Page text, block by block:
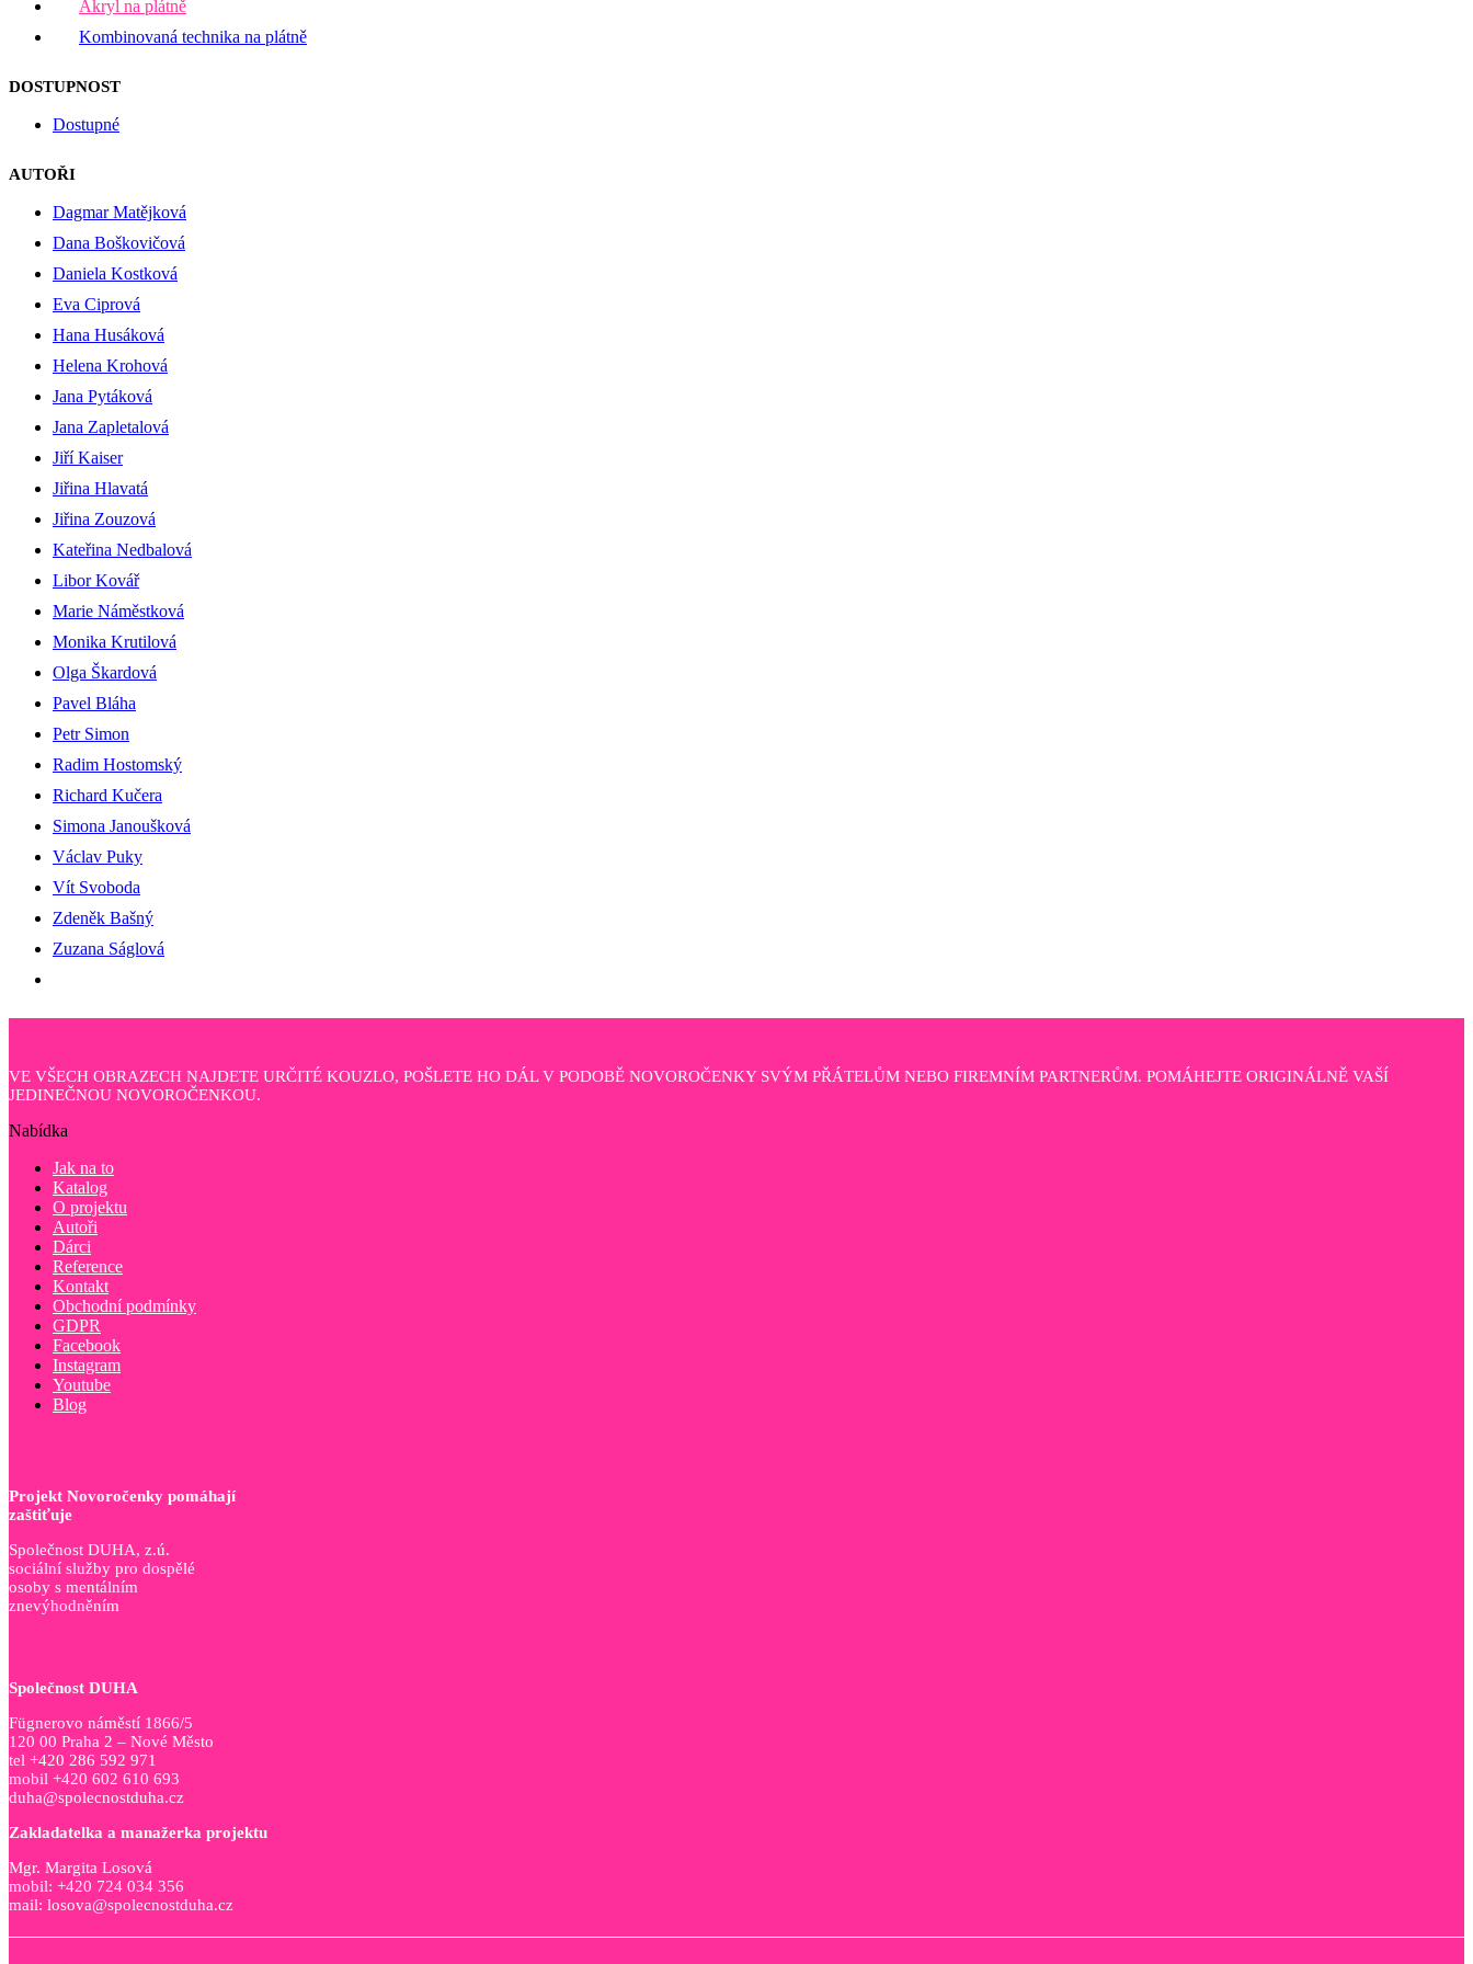
Akryl na plátně
Kombinovaná technika na plátně
DOSTUPNOST
Dostupné
AUTOŘI
Dagmar Matějková
Dana Boškovičová
Daniela Kostková
Eva Ciprová
Hana Husáková
Helena Krohová
Jana Pytáková
Jana Zapletalová
Jiří Kaiser
Jiřina Hlavatá
Jiřina Zouzová
Kateřina Nedbalová
Libor Kovář
Marie Náměstková
Monika Krutilová
Olga Škardová
Pavel Bláha
Petr Simon
Radim Hostomský
Richard Kučera
Simona Janoušková
Václav Puky
Vít Svoboda
Zdeněk Bašný
Zuzana Ságlová
VE VŠECH OBRAZECH NAJDETE URČITÉ KOUZLO, POŠLETE HO DÁL V PODOBĚ NOVOROČENKY SVÝM PŘÁTELŮM NEBO FIREMNÍM PARTNERŮM. POMÁHEJTE ORIGINÁLNĚ VAŠÍ
JEDINEČNOU NOVOROČENKOU.
Nabídka
Jak na to
Katalog
O projektu
Autoři
Dárci
Reference
Kontakt
Obchodní podmínky
GDPR
Facebook
Instagram
Youtube
Blog
Projekt Novoročenky pomáhají
zaštiťuje
Společnost DUHA, z.ú.
sociální služby pro dospělé
osoby s mentálním
znevýhodněním
Společnost DUHA
Fügnerovo náměstí 1866/5
120 00 Praha 2 – Nové Město
tel +420 286 592 971
mobil +420 602 610 693
duha@spolecnostduha.cz
Zakladatelka a manažerka projektu
Mgr. Margita Losová
mobil: +420 724 034 356
mail: losova@spolecnostduha.cz